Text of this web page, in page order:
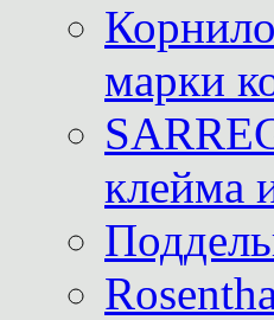
марки
клейма